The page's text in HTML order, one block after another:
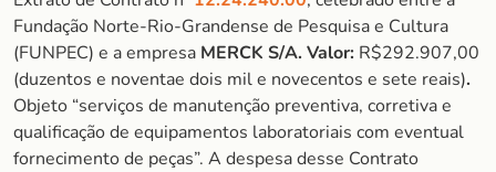
Fundação Norte-Rio-Grandense de Pesquisa e Cultura
(FUNPEC) e a empresa MERCK S/A. Valor: R$292.907,00
(duzentos e noventae dois mil e novecentos e sete reais).
Objeto “serviços de manutenção preventiva, corretiva e
qualificação de equipamentos laboratoriais com eventual
fornecimento de peças”. A despesa desse Contrato